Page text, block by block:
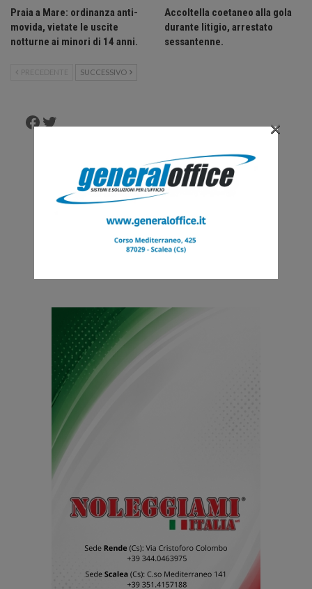
Praia a Mare: ordinanza anti-
movida, vietate le uscite
notturne ai minori di 14 anni.
Accoltella coetaneo alla gola
durante litigio, arrestato
sessantenne.
PRECEDENTE SUCCESSIVO
Facebook
Twitter ×